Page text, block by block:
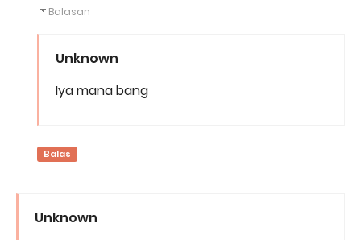
Balasan
Unknown
Iya mana bang
Balas
Unknown